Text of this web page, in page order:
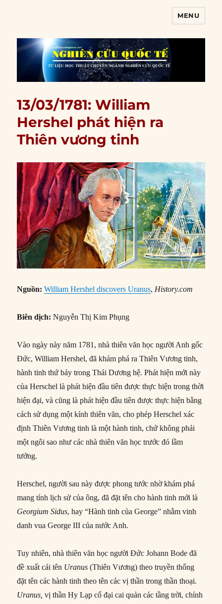
MENU
13/03/1781: William
Hershel phát hiện ra
Thiên vương tinh
Nguồn: William Hershel discovers Uranus,History.com
Biên dịch: Nguyễn Thị Kim Phụng
Vào ngày này năm 1781, nhà thiên văn học người Anh gốc
Đức, William Hershel, đã khám phá ra Thiên Vương tinh,
hành tinh thứ bảy trong Thái Dương hệ. Phát hiện mới này
của Herschel là phát hiện đầu tiên được thực hiện trong thời
hiện đại, và cũng là phát hiện đầu tiên được thực hiện bằng
cách sử dụng một kính thiên văn, cho phép Herschel xác
định Thiên Vương tinh là một hành tinh, chứ không phải
một ngôi sao như các nhà thiên văn học trước đó lầm
tưởng.
Herschel, người sau này được phong tước nhờ khám phá
mang tính lịch sử của ông, đã đặt tên cho hành tinh mới là
Georgium Sidus, hay “Hành tinh của George” nhằm vinh
danh vua George III của nước Anh.
Tuy nhiên, nhà thiên văn học người Đức Johann Bode đã
đề xuất cái tên Uranus (Thiên Vương) theo truyền thống
đặt tên các hành tinh theo tên các vị thần trong thần thoại.
Uranus, vị thần Hy Lạp cổ đại cai quản các tầng trời, chính